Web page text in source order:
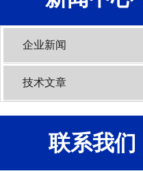
企业新闻
技术文章
联系我们